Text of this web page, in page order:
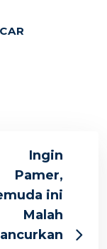
Ingin
Pamer,
ini
Malah